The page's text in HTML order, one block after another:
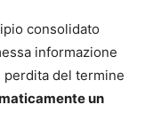
disposizione
sperimentati in
strumento
da ora atti efficaci
consolidato
informazione
perdita del termine
un